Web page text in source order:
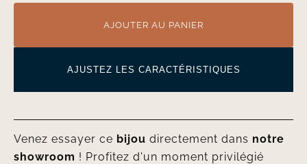
AJOUTER AU PANIER
AJUSTEZ LES CARACTÉRISTIQUES
Venez essayer ce bijou directement dans notre
showroom ! Profitez d'un moment privilégié